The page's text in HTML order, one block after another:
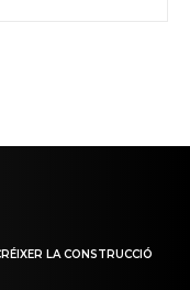
LA CONSTRUCCIÓ